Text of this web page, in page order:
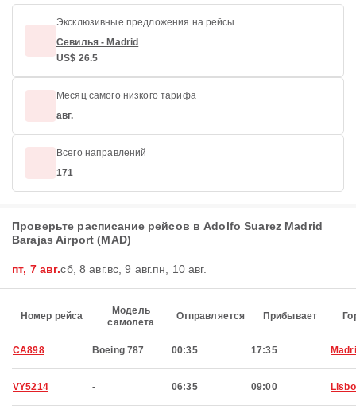
Эксклюзивные предложения на рейсы
Севилья - Madrid
US$ 26.5
Месяц самого низкого тарифа
авг.
Всего направлений
171
Проверьте расписание рейсов в Adolfo Suarez Madrid
Barajas Airport (MAD)
пт, 7 авг.сб, 8 авг.вс, 9 авг.пн, 10 авг.
Номер рейса
Модель
самолета
Отправляется Прибывает
CA898 Boeing 787 00:35 17:35
VY5214 - 06:35 09:00